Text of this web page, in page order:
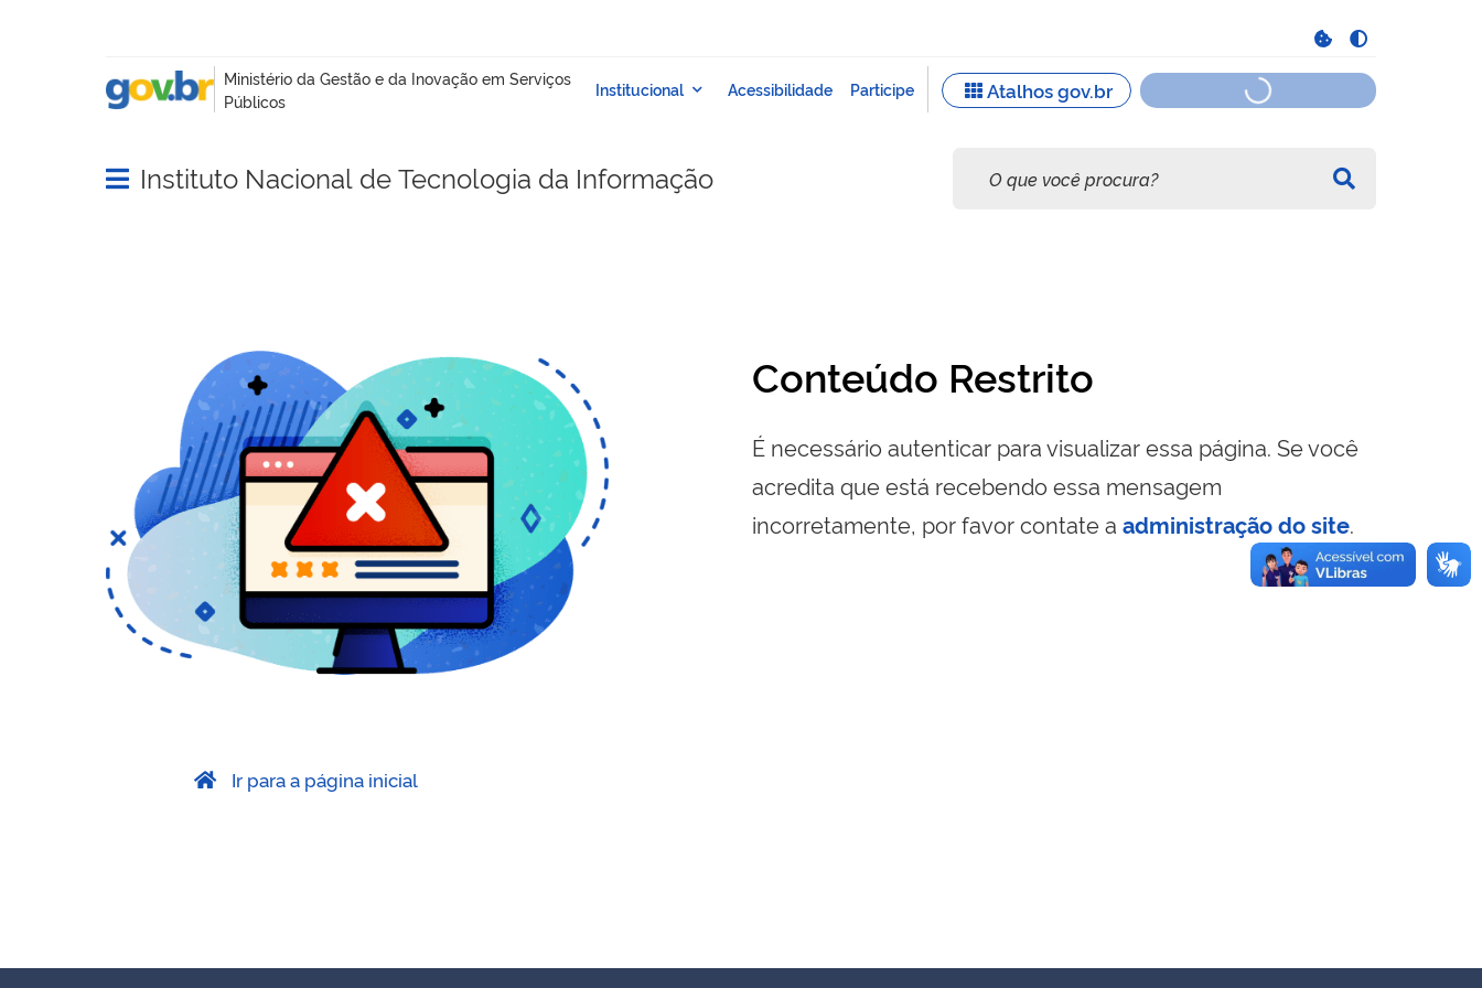
Abrir menu principal de navegação
Instituto Nacional de Tecnologia da Informação
Conteúdo Restrito
É necessário autenticar para visualizar essa página. Se você
acredita que está recebendo essa mensagem
incorretamente, por favor contate a administração do site.
Ir para a página inicial